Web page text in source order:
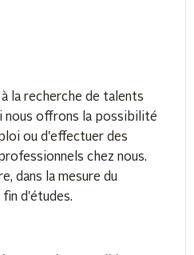
la recherche de talents
nous offrons la possibilité
ou d'effectuer des
chez nous.
dans la mesure du
d'études.